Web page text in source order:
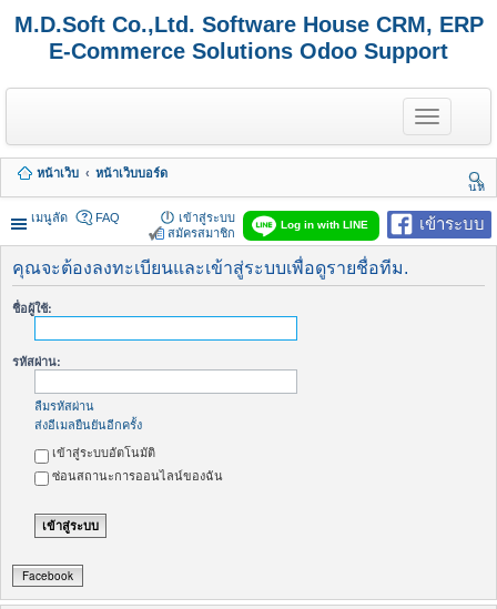
M.D.Soft Co.,Ltd. Software House CRM, ERP
E-Commerce Solutions Odoo Support
T
o
g
e
n
a
v
g
หน้าเว็บ
หน้าเว็บบอร์ด
นห
า
เมนูลัด
เข้าระบบ
Log in with LINE
FAQ
เข้าสู่ระบบ
สมัครสมาชิก
คุณจะต้องลงทะเบียนและเข้าสู่ระบบเพื่อดูรายชื่อทีม.
ชื่อผู้ใช้:
รหัสผ่าน:
ลืมรหัสผ่าน
ส่งอีเมลยืนยันอีกครั้ง
เข้าสู่ระบบอัตโนมัติ
ซ่อนสถานะการออนไลน์ของฉัน
Facebook